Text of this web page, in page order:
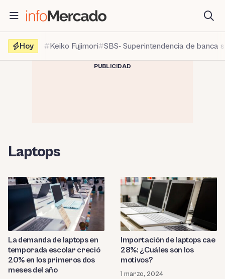
contenido
Hoy
Keiko Fujimori SBS- Superintendencia de banca
PUBLICIDAD
Laptops
La demanda de laptops en
temporada escolar creció
20% en los primeros dos
meses del año
Importación de laptops cae
28%: ¿Cuáles son los
motivos?
1 marzo, 2024